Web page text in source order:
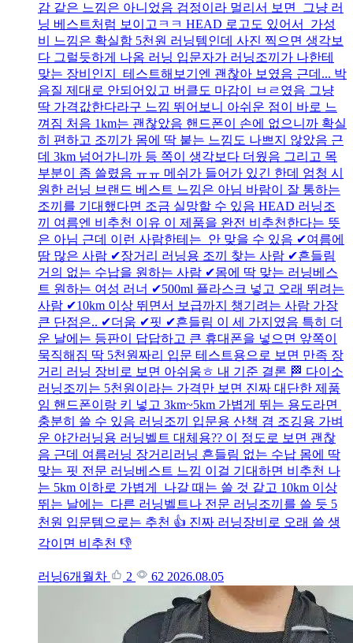
감 같은 느낌은 아니었음 검정이라 멀리서 보면 그냥 러
닝 베스트처럼 보이고ㅋㅋ HEAD 로고도 있어서 가성
비 느낌은 확실함 5천원 러닝템인데 사진 찍으면 생각보
다 그럴듯하게 나옴 러닝 입문자가 러닝조끼가 나한테
맞는 장비인지 테스트해보기엔 괜찮아 보였음 근데... 박
음질 제대로 안되어있고 버클도 마감이 ㅂㄹ였음 그냥
딱 가격값한다라구 느낌 뛰어보니 아쉬운 점이 바로 느
껴짐 처음 1km는 괜찮았음 핸드폰이 손에 없으니까 확실
히 편하고 조끼가 몸에 딱 붙는 느낌도 나쁘지 않았음 근
데 3km 넘어가니까 등 쪽이 생각보다 더웠음 그리고 목
부분이 좀 쓸렸음 ㅠㅠ 메쉬가 들어가 있긴 한데 엄청 시
원한 러닝 브랜드 베스트 느낌은 아님 바람이 잘 통하는
조끼를 기대했다면 조금 실망할 수 있음 HEAD 러닝조
끼 여름엔 비추천 이유 이 제품을 완전 비추천한다는 뜻
은 아님 근데 이런 사람한테는 안 맞을 수 있음 ✔여름에
땀 많은 사람 ✔장거리 러닝용 조끼 찾는 사람 ✔흔들림
거의 없는 수납을 원하는 사람 ✔몸에 딱 맞는 러닝베스
트 원하는 여성 러너 ✔500ml 플라스크 넣고 오래 뛰려는
사람 ✔10km 이상 뛰면서 보급까지 챙기려는 사람 가장
큰 단점은.. ✔더움 ✔핏 ✔흔들림 이 세 가지였음 특히 더
운 날에는 등판이 답답하고 큰 휴대폰을 넣으면 앞쪽이
묵직해짐 딱 5천원짜리 입문 테스트용으로 보면 만족 장
거리 러닝 장비로 보면 아쉬움ㅎ 내 기준 결론 🏁 다이소
러닝조끼는 5천원이라는 가격만 보면 진짜 대단한 제품
임 핸드폰이랑 키 넣고 3km~5km 가볍게 뛰는 용도라면
충분히 쓸 수 있음 러닝조끼 입문용 산책 겸 조깅용 가벼
운 야간러닝용 러닝벨트 대체용?? 이 정도로 보면 괜찮
음 근데 여름러닝 장거리러닝 흔들림 없는 수납 몸에 딱
맞는 핏 전문 러닝베스트 느낌 이걸 기대하면 비추천 나
는 5km 이하로 가볍게 나갈 때는 쓸 것 같고 10km 이상
뛰는 날에는 다른 러닝벨트나 전문 러닝조끼를 쓸 듯 5
천원 입문템으로는 추천 👍 진짜 러닝장비로 오래 쓸 생
각이면 비추천 👎
러닝6개월차 2 62 2026.08.05